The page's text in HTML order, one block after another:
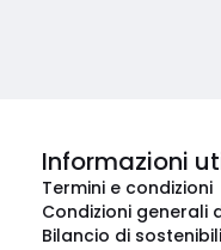
Informazioni
Termini e condizioni
Condizioni generali
Bilancio di